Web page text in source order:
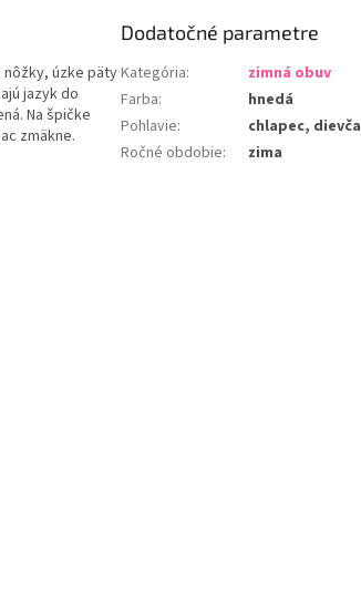
nôžky, úzke päty
jazyk do
Na špičke
zmäkne.
Dodatočné parametre
Kategória:
zimná obuv
Farba:
hnedá
Pohlavie:
chlapec, dievča
Ročné obdobie: zima